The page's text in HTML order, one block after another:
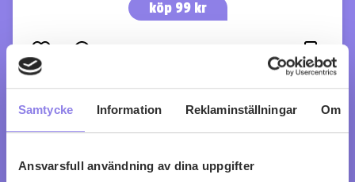
Samtycke Information Reklaminställningar Om
Ansvarsfull användning av dina uppgifter
köp 99 kr